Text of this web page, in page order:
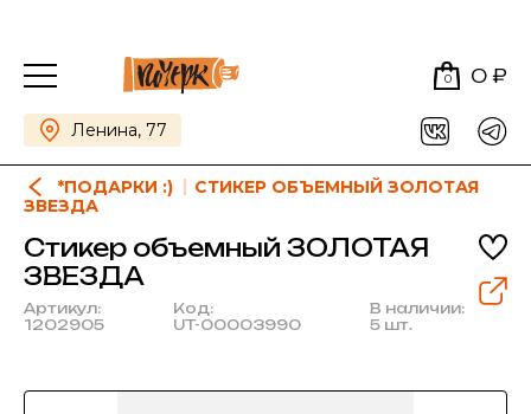
0 0 ₽
Ленина, 77
*ПОДАРКИ :)
СТИКЕР ОБЪЕМНЫЙ ЗОЛОТАЯ
ЗВЕЗДА
Стикер объемный ЗОЛОТАЯ
ЗВЕЗДА
Артикул:
1202905
Код:
UT-00003990
В наличии:
5 шт.